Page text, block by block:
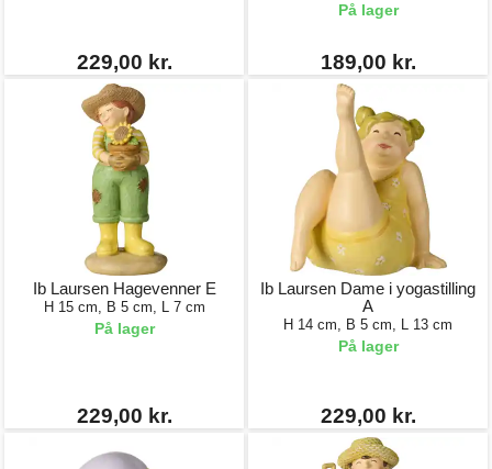
229,00 kr.
På lager
189,00 kr.
Ib Laursen Hagevenner E
H 15 cm, B 5 cm, L 7 cm
På lager
229,00 kr.
Ib Laursen Dame i yogastilling
A
H 14 cm, B 5 cm, L 13 cm
På lager
229,00 kr.